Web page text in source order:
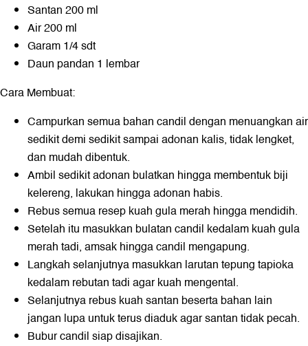
Santan 200 ml
Air 200 ml
Garam 1/4 sdt
Daun pandan 1 lembar
Cara Membuat:
Campurkan semua bahan candil dengan menuangkan air
sedikit demi sedikit sampai adonan kalis, tidak lengket,
dan mudah dibentuk.
Ambil sedikit adonan bulatkan hingga membentuk biji
kelereng, lakukan hingga adonan habis.
Rebus semua resep kuah gula merah hingga mendidih.
Setelah itu masukkan bulatan candil kedalam kuah gula
merah tadi, amsak hingga candil mengapung.
Langkah selanjutnya masukkan larutan tepung tapioka
kedalam rebutan tadi agar kuah mengental.
Selanjutnya rebus kuah santan beserta bahan lain
jangan lupa untuk terus diaduk agar santan tidak pecah.
Bubur candil siap disajikan.